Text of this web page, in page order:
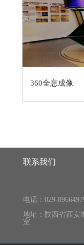
360全息成像
联系我们
电话：029-
地址：陕西省西安
室